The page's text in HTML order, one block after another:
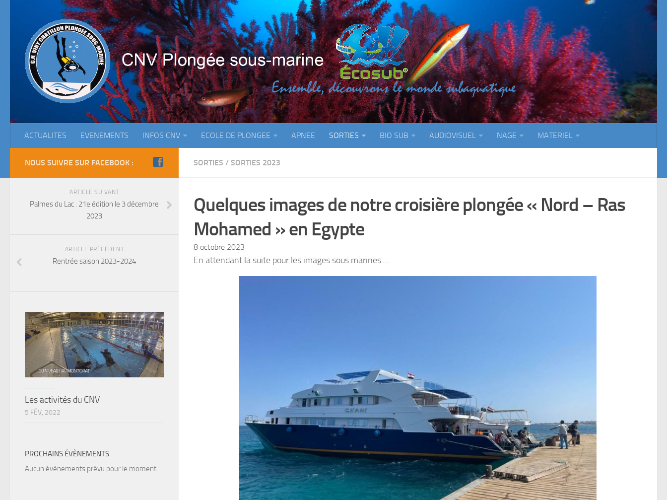
ACTUALITES EVENEMENTS INFOS CNV ECOLE DE PLONGEE APNEE SORTIES BIO SUB AUDIOVISUEL NAGE MATERIEL
SORTIES / SORTIES 2023
Quelques images de notre croisière plongée « Nord – Ras
Mohamed » en Egypte
8 octobre 2023
En attendant la suite pour les images sous marines …
NOUS SUIVRE SUR FACEBOOK :
ARTICLE SUIVANT
Palmes du Lac : 21e édition le 3 décembre
2023
ARTICLE PRÉCÉDENT
Rentrée saison 2023-2024
----------
Les activités du CNV
5 FÉV, 2022
PROCHAINS ÉVÈNEMENTS
Aucun évènements prévu pour le moment.